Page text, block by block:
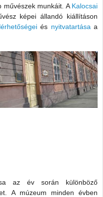
művészek munkáit. A Kalocsai
képei állandó kiállításon
és nyitvatartása a
az év során különböző
A múzeum minden évben